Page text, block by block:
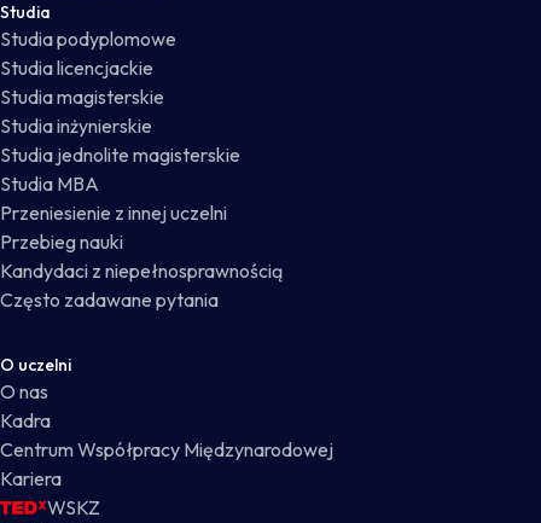
Studia
Studia podyplomowe
Studia licencjackie
Studia magisterskie
Studia inżynierskie
Studia jednolite magisterskie
Studia MBA
Przeniesienie z innej uczelni
Przebieg nauki
Kandydaci z niepełnosprawnością
Często zadawane pytania
O uczelni
O nas
Kadra
Centrum Współpracy Międzynarodowej
Kariera
WSKZ